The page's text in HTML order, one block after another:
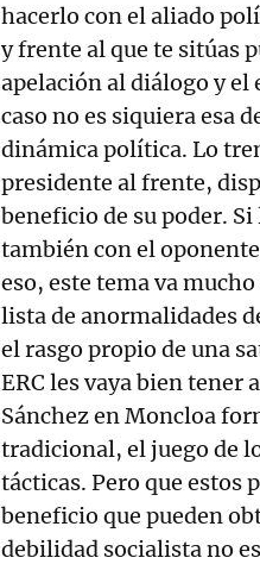
hacerlo con el aliado
y frente al que te sitúas
apelación al diálogo y
caso no es siquiera esa
dinámica política. Lo
presidente al frente,
beneficio de su poder.
también con el
eso, este tema va
lista de anormalidades
el rasgo propio de una
ERC les vaya bien
Sánchez en Moncloa
tradicional, el juego de
tácticas. Pero que estos
beneficio que pueden
debilidad socialista no